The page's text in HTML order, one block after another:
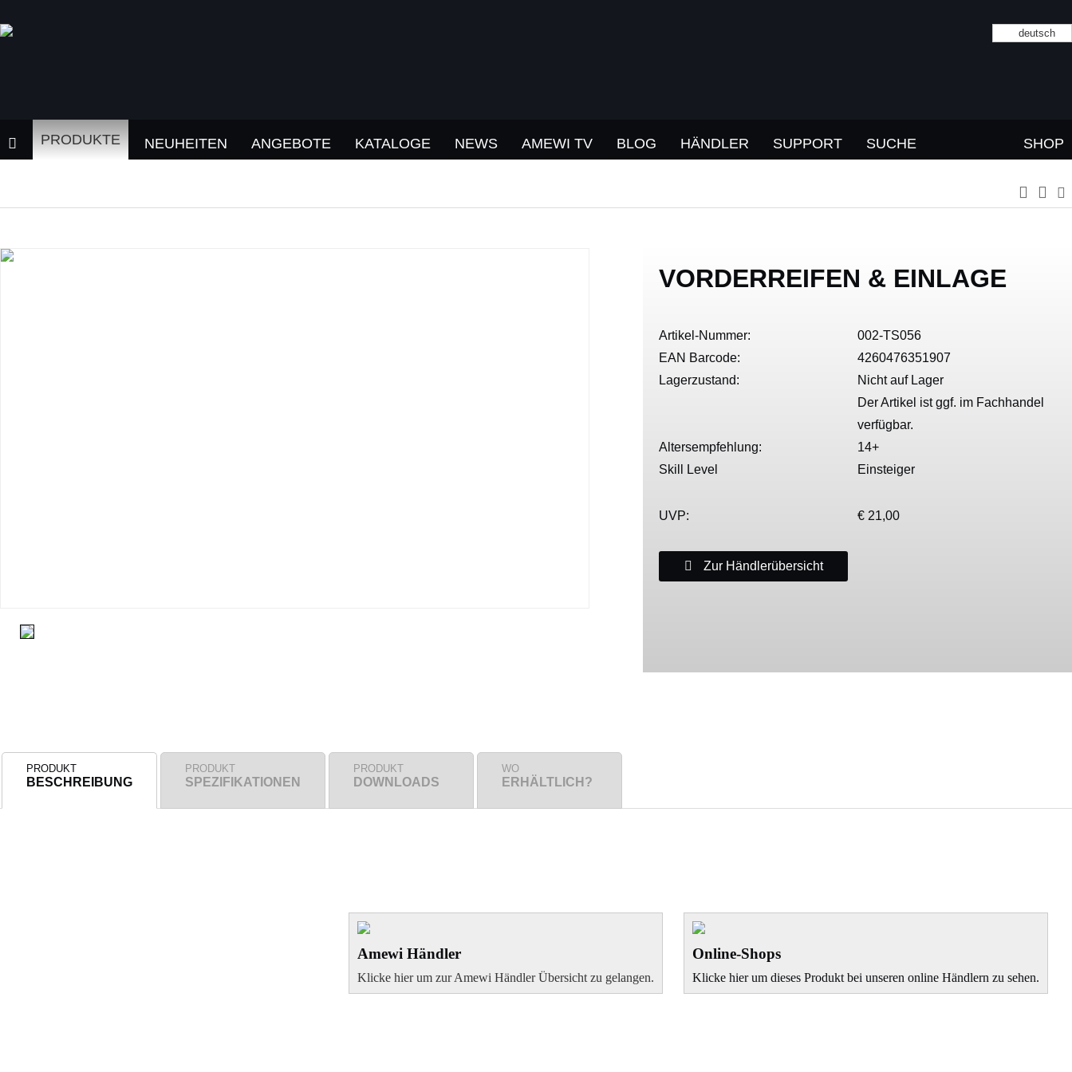
deutsch
PRODUKTE NEUHEITEN ANGEBOTE KATALOGE NEWS AMEWI TV BLOG HÄNDLER SUPPORT SUCHE SHOP
VORDERREIFEN & EINLAGE
Artikel-Nummer:
002-TS056
EAN Barcode:
4260476351907
Lagerzustand:
Nicht auf Lager
Der Artikel ist ggf. im Fachhandel
verfügbar.
Altersempfehlung:
14+
Skill Level
Einsteiger
UVP: € 21,00
Zur Händlerübersicht
PRODUKT
BESCHREIBUNG
PRODUKT
SPEZIFIKATIONEN
PRODUKT
DOWNLOADS
WO
ERHÄLTLICH?
Amewi Händler
Klicke hier um zur Amewi Händler Übersicht zu gelangen.
Online-Shops
Klicke hier um dieses Produkt bei unseren online Händlern zu sehen.